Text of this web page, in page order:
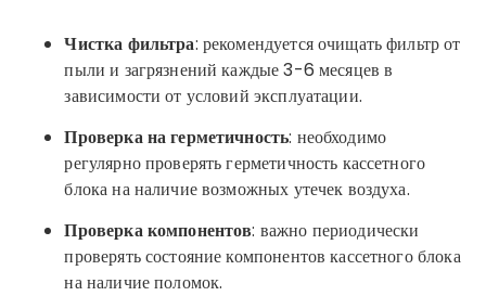
Чистка фильтра: рекомендуется очищать фильтр от
пыли и загрязнений каждые 3-6 месяцев в
зависимости от условий эксплуатации.
Проверка на герметичность: необходимо
регулярно проверять герметичность кассетного
блока на наличие возможных утечек воздуха.
Проверка компонентов: важно периодически
проверять состояние компонентов кассетного блока
на наличие поломок.